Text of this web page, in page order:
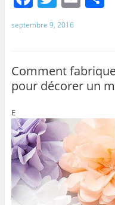
a
c
b
o
o
k
w
itt
septembre 9, 2016
Comment
pour décorer un
E